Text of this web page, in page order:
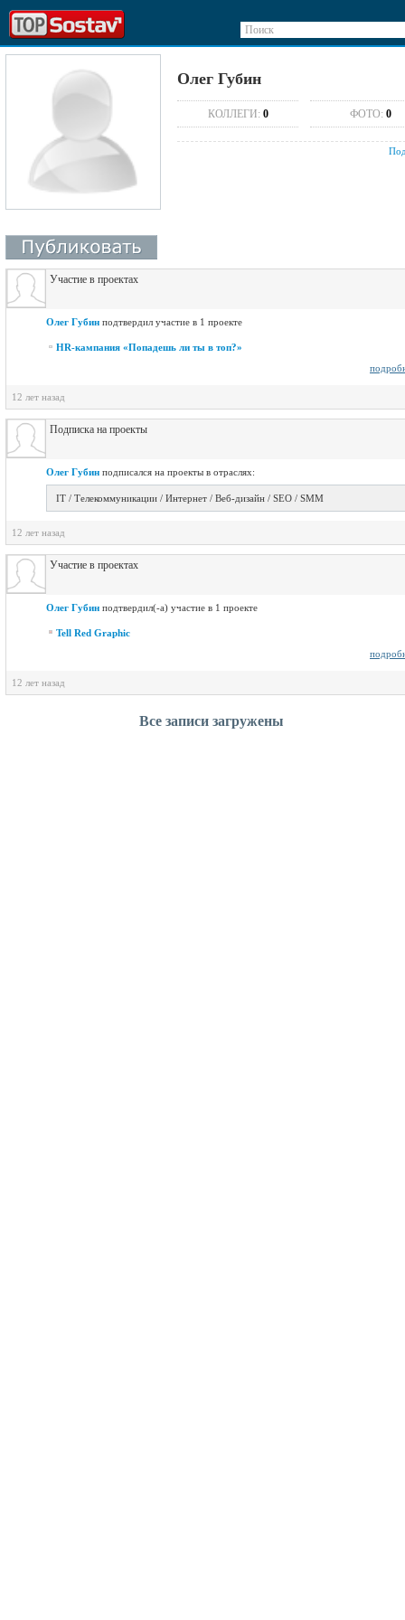
Поиск
Олег Губин
КОЛЛЕГИ: 0 ФОТО: 0
Участие в проектах
Олег Губин подтвердил участие в 1 проекте
HR-кампания «Попадешь ли ты в топ?»
12 лет назад
Подписка на проекты
Олег Губин подписался на проекты в отраслях:
IT / Телекоммуникации / Интернет / Веб-дизайн / SEO / SMM
12 лет назад
Участие в проектах
Олег Губин подтвердил(-а) участие в 1 проекте
Tell Red Graphic
12 лет назад
Все записи загружены